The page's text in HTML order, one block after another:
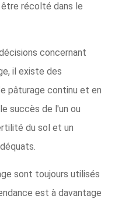
être récolté dans le
concernant
il existe des
pâturage continu et en
succès de l'un ou
du sol et un
sont toujours utilisés
est à davantage